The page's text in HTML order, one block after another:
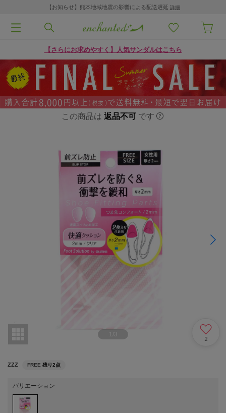
【お知らせ】熊本地域地震の影響による配送遅延 詳細
【さらにお求めやすく】人気サンダルはこちら
この商品は 返品不可 です
1 3
2
ZZZ FREE 残り2点
バリエーション